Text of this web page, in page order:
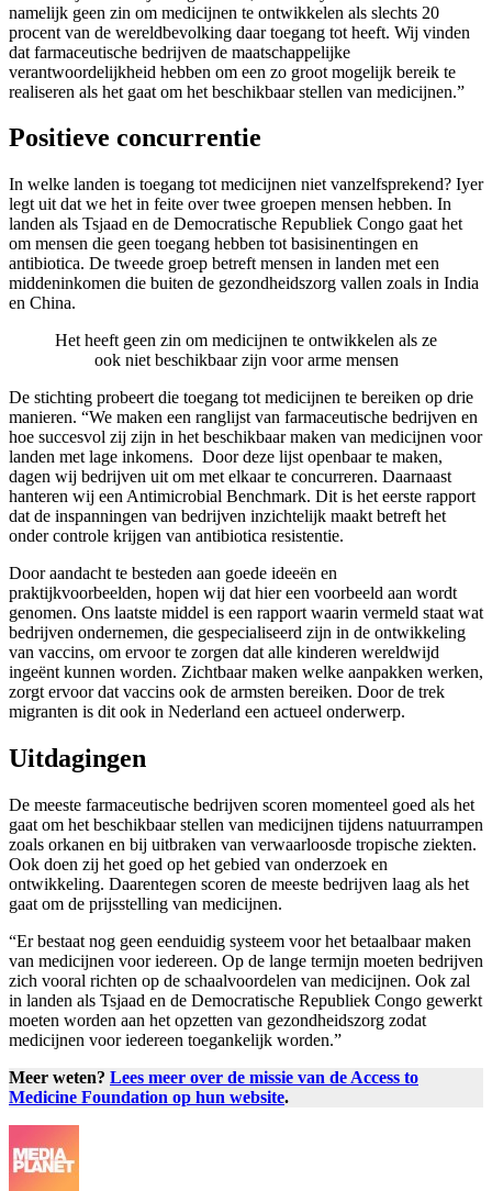
namelijk geen zin om medicijnen te ontwikkelen als slechts 20
procent van de wereldbevolking daar toegang tot heeft. Wij vinden
dat farmaceutische bedrijven de maatschappelijke
verantwoordelijkheid hebben om een zo groot mogelijk bereik te
realiseren als het gaat om het beschikbaar stellen van medicijnen.”
Positieve concurrentie
In welke landen is toegang tot medicijnen niet vanzelfsprekend? Iyer
legt uit dat we het in feite over twee groepen mensen hebben. In
landen als Tsjaad en de Democratische Republiek Congo gaat het
om mensen die geen toegang hebben tot basisinentingen en
antibiotica. De tweede groep betreft mensen in landen met een
middeninkomen die buiten de gezondheidszorg vallen zoals in India
en China.
Het heeft geen zin om medicijnen te ontwikkelen als ze
ook niet beschikbaar zijn voor arme mensen
De stichting probeert die toegang tot medicijnen te bereiken op drie
manieren. “We maken een ranglijst van farmaceutische bedrijven en
hoe succesvol zij zijn in het beschikbaar maken van medicijnen voor
landen met lage inkomens. Door deze lijst openbaar te maken,
dagen wij bedrijven uit om met elkaar te concurreren. Daarnaast
hanteren wij een Antimicrobial Benchmark. Dit is het eerste rapport
dat de inspanningen van bedrijven inzichtelijk maakt betreft het
onder controle krijgen van antibiotica resistentie.
Door aandacht te besteden aan goede ideeën en
praktijkvoorbeelden, hopen wij dat hier een voorbeeld aan wordt
genomen. Ons laatste middel is een rapport waarin vermeld staat wat
bedrijven ondernemen, die gespecialiseerd zijn in de ontwikkeling
van vaccins, om ervoor te zorgen dat alle kinderen wereldwijd
ingeënt kunnen worden. Zichtbaar maken welke aanpakken werken,
zorgt ervoor dat vaccins ook de armsten bereiken. Door de trek
migranten is dit ook in Nederland een actueel onderwerp.
Uitdagingen
De meeste farmaceutische bedrijven scoren momenteel goed als het
gaat om het beschikbaar stellen van medicijnen tijdens natuurrampen
zoals orkanen en bij uitbraken van verwaarloosde tropische ziekten.
Ook doen zij het goed op het gebied van onderzoek en
ontwikkeling. Daarentegen scoren de meeste bedrijven laag als het
gaat om de prijsstelling van medicijnen.
“Er bestaat nog geen eenduidig systeem voor het betaalbaar maken
van medicijnen voor iedereen. Op de lange termijn moeten bedrijven
zich vooral richten op de schaalvoordelen van medicijnen. Ook zal
in landen als Tsjaad en de Democratische Republiek Congo gewerkt
moeten worden aan het opzetten van gezondheidszorg zodat
medicijnen voor iedereen toegankelijk worden.”
Meer weten? Lees meer over de missie van de Access to
Medicine Foundation op hun website.